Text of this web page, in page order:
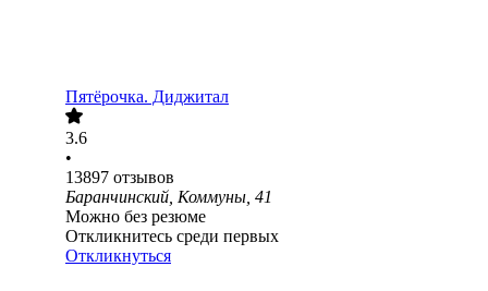
Пятёрочка. Диджитал
3.6
•
13897 отзывов
Баранчинский, Коммуны, 41
Можно без резюме
Откликнитесь среди первых
Откликнуться